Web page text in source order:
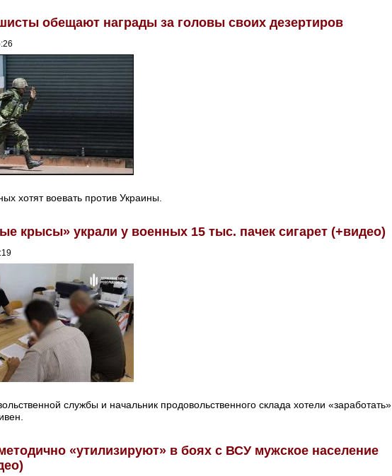
обещают награды за головы своих дезертиров
хотят воевать против Украины.
крысы» украли у военных 15 тыс. пачек сигарет (+видео)
службы и начальник продовольственного склада хотели «заработать»
«утилизируют» в боях с ВСУ мужское население